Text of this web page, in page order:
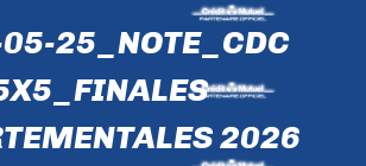
25_NOTE_CDC
2026